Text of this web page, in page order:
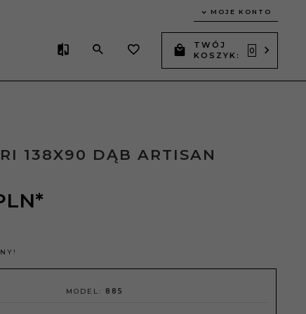
MOJE KONTO
TWÓJ
KOSZYK:
0
138X90 DĄB ARTISAN
MODEL: 885